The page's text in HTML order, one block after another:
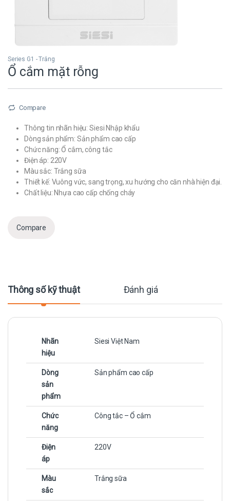
Series G1 - Trắng
Ổ cắm mặt rỗng
Compare
Thông tin nhãn hiệu: Siesi Nhập khẩu
Dòng sản phẩm: Sản phẩm cao cấp
Chức năng: Ổ cắm, công tắc
Điện áp: 220V
Màu sắc: Trắng sữa
Thiết kế: Vuông vức, sang trọng, xu hướng cho căn nhà hiện đại.
Chất liệu: Nhựa cao cấp chống cháy
Compare
Thông số kỹ thuật Đánh giá
Nhãn
hiệu
Siesi Việt Nam
Dòng
sản
phẩm
Sản phẩm cao cấp
Chức
năng
Công tắc – Ổ cắm
Điện
áp
220V
Màu
sắc
Trắng sữa